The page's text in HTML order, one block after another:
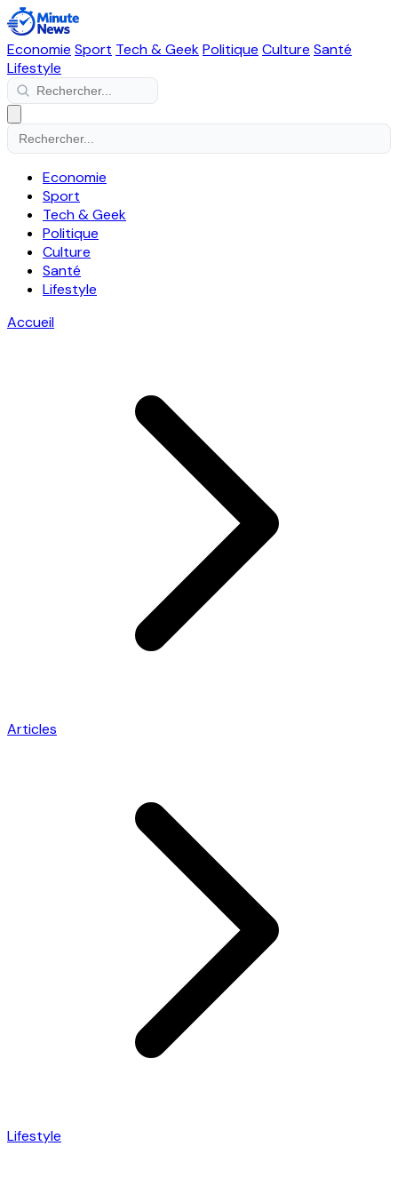
Economie Sport Tech & GeekPolitique Culture Santé
Lifestyle
Economie
Sport
Tech & Geek
Politique
Culture
Santé
Lifestyle
Accueil
Articles
Lifestyle